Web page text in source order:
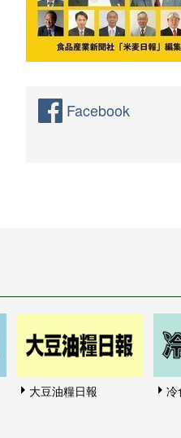
Facebook
大豆油糧日報 冷